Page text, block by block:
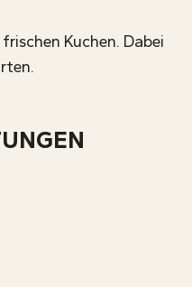
Kuchen. Dabei